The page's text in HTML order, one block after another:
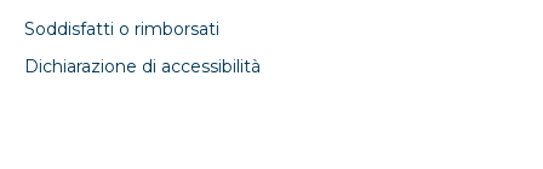
Soddisfatti o rimborsati
Dichiarazione di accessibilità